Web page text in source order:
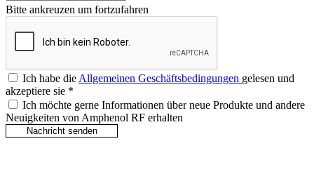
Bitte ankreuzen um fortzufahren
Ich habe die Allgemeinen Geschäftsbedingungen gelesen und
akzeptiere sie *
Ich möchte gerne Informationen über neue Produkte und andere
Neuigkeiten von Amphenol RF erhalten